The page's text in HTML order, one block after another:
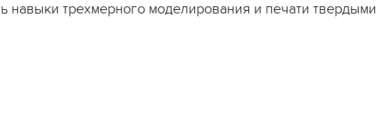
навыки трехмерного моделирования и печати твердыми